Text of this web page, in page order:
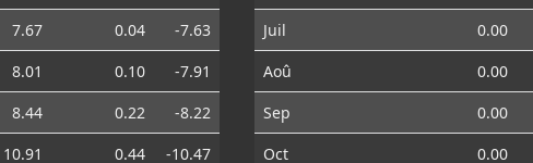
7.67 0.04
-7.63
8.01 0.10
-7.91
8.44 0.22
-8.22
10.91 0.44 -10.47
Juil
0.00
Aoû
0.00
Sep
0.00
Oct
0.00